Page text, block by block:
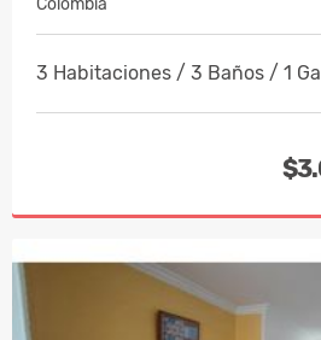
Colombia
3 Habitaciones / 3 Baños / 1